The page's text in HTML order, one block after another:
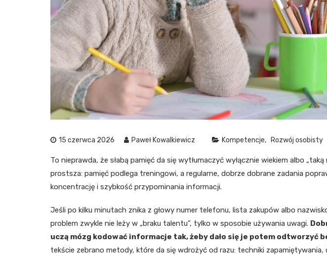
15 czerwca 2026 Paweł Kowalkiewicz Kompetencje Rozwój osobisty
To nieprawda, że słabą pamięć da się wytłumaczyć wyłącznie wiekiem albo
prostsza: pamięć podlega treningowi, a regularne, dobrze dobrane zadania
koncentrację i szybkość przypominania informacji.
Jeśli po kilku minutach znika z głowy numer telefonu, lista zakupów albo
problem zwykle nie leży w „braku talentu”, tylko w sposobie używania uwagi.
uczą mózg kodować informacje tak, żeby dało się je potem odtworzyć
tekście zebrano metody, które da się wdrożyć od razu: techniki zapamiętywania,